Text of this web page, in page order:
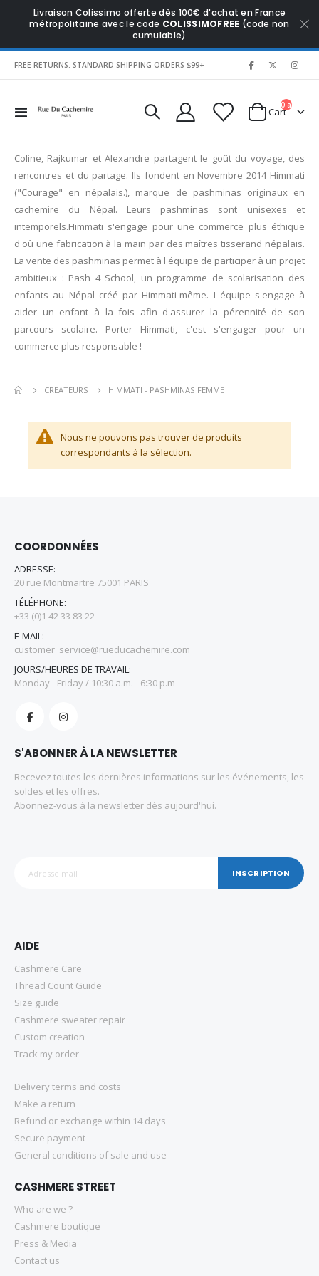
Livraison Colissimo offerte dès 100€ d'achat en France
métropolitaine avec le code COLISSIMOFREE (code non
cumulable)
FREE RETURNS. STANDARD SHIPPING ORDERS $99+
Affichage
Cart
0 articles
Coline, Rajkumar et Alexandre partagent le goût du voyage, des
rencontres et du partage. Ils fondent en Novembre 2014 Himmati
("Courage" en népalais.), marque de pashminas originaux en
cachemire du Népal. Leurs pashminas sont unisexes et
intemporels.Himmati s'engage pour une commerce plus éthique
d'où une fabrication à la main par des maîtres tisserand népalais.
La vente des pashminas permet à l'équipe de participer à un projet
ambitieux : Pash 4 School, un programme de scolarisation des
enfants au Népal créé par Himmati-même. L'équipe s'engage à
aider un enfant à la fois afin d'assurer la pérennité de son
parcours scolaire. Porter Himmati, c'est s'engager pour un
commerce plus responsable !
CREATEURS HIMMATI - PASHMINAS FEMME
Nous ne pouvons pas trouver de produits
correspondants à la sélection.
COORDONNÉES
ADRESSE:
20 rue Montmartre 75001 PARIS
TÉLÉPHONE:
+33 (0)1 42 33 83 22
E-MAIL:
customer_service@rueducachemire.com
JOURS/HEURES DE TRAVAIL:
Monday - Friday / 10:30 a.m. - 6:30 p.m
S'ABONNER À LA NEWSLETTER
Recevez toutes les dernières informations sur les événements, les
soldes et les offres.
Abonnez-vous à la newsletter dès aujourd'hui.
INSCRIPTION
AIDE
Cashmere Care
Thread Count Guide
Size guide
Cashmere sweater repair
Custom creation
Track my order
Delivery terms and costs
Make a return
Refund or exchange within 14 days
Secure payment
General conditions of sale and use
CASHMERE STREET
Who are we ?
Cashmere boutique
Press & Media
Contact us